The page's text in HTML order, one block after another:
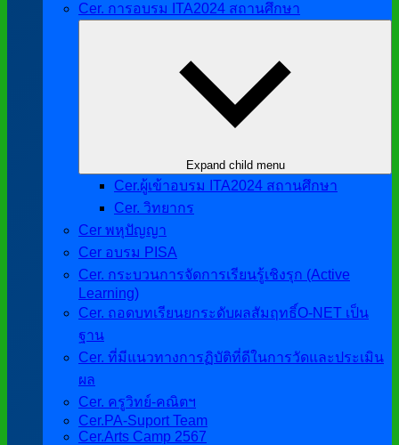
Cer. การอบรม ITA2024 สถานศึกษา
Expand child menu
Cer.ผู้เข้าอบรม ITA2024 สถานศึกษา
Cer. วิทยากร
Cer พหุปัญญา
Cer อบรม PISA
Cer. กระบวนการจัดการเรียนรู้เชิงรุก (Active
Learning)
Cer. ถอดบทเรียนยกระดับผลสัมฤทธิ์O-NET เป็น
ฐาน
Cer. ที่มีแนวทางการฏิบัติที่ดีในการวัดและประเมิน
ผล
Cer. ครูวิทย์-คณิตฯ
Cer.PA-Suport Team
Cer.Arts Camp 2567